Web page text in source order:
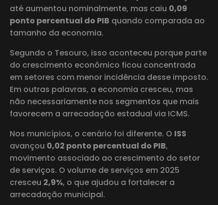
até aumentou nominalmente, mas caiu 0,09
ponto percentual do PIB quando comparada ao
tamanho da economia.
Segundo o Tesouro, isso aconteceu porque parte
do crescimento econômico ficou concentrada
em setores com menor incidência desse imposto.
Em outras palavras, a economia cresceu, mas
não necessariamente nos segmentos que mais
favorecem a arrecadação estadual via ICMS.
Nos municípios, o cenário foi diferente. O ISS
avançou 0,02 ponto percentual do PIB,
movimento associado ao crescimento do setor
de serviços. O volume de serviços em 2025
cresceu 2,9%, o que ajudou a fortalecer a
arrecadação municipal.